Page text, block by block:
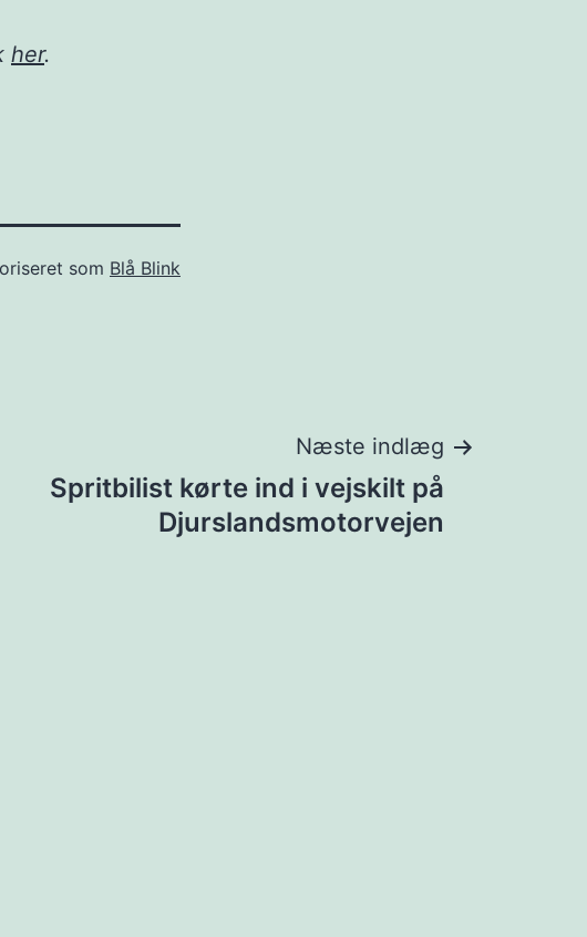
her.
som Blå Blink
Næste indlæg
Spritbilist kørte ind i vejskilt på
Djurslandsmotorvejen